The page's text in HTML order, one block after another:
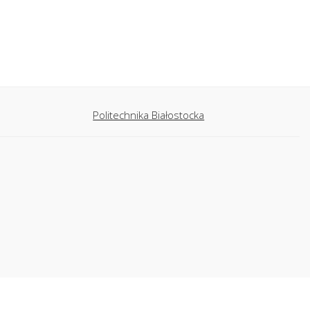
Politechnika Białostocka